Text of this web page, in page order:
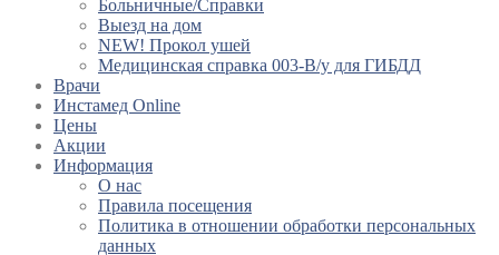
Больничные/Справки
Выезд на дом
NEW! Прокол ушей
Медицинская справка 003-В/у для ГИБДД
Врачи
Инстамед Online
Цены
Акции
Информация
О нас
Правила посещения
Политика в отношении обработки персональных
данных